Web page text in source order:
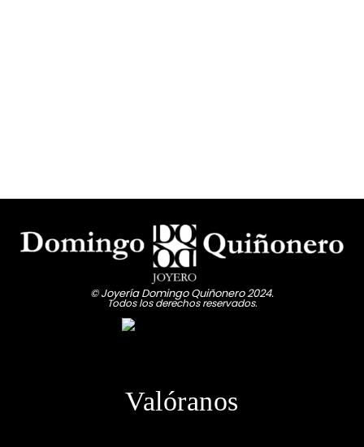
© Joyería Domingo Quiñonero 2024.
Todos los derechos reservados.
Valóranos